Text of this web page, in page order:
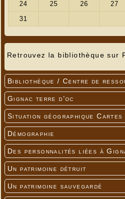
Retrouvez la bibliothèque
Bibliothèque / Centre de
Gignac terre d'oc
Situation géographique
Démographie
Des personnalités liées à
Un patrimoine détruit
Un patrimoine sauvegardé